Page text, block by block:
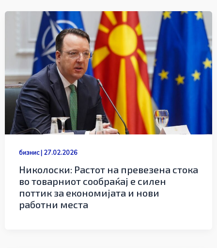
бизнис| 27.02.2026
Николоски: Растот на превезена стока
во товарниот сообраќај е силен
поттик за економијата и нови
работни места